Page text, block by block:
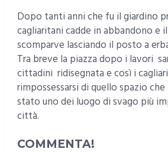
Dopo tanti anni che fu il giardino
cagliaritani cadde in abbandono e
scomparve lasciando il posto a
Tra breve la piazza dopo i lavori
cittadini ridisegnata e così i
rimpossessarsi di quello spazio
stato uno dei luogo di svago più
città.
COMMENTA!